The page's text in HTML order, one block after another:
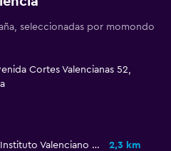
seleccionadas por momondo
Cortes Valencianas 52,
Instituto Valenciano de Arte Moderno
2,3 km